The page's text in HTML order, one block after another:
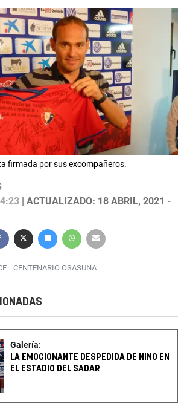
firmada por sus excompañeros.
| ACTUALIZADO: 18 ABRIL, 2021 -
CENTENARIO OSASUNA
Galería:
LA EMOCIONANTE DESPEDIDA DE NINO EN
EL ESTADIO DEL SADAR